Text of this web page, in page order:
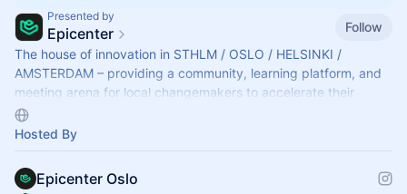
Presented by
Epicenter
Follow
The house of innovation in STHLM / OSLO / HELSINKI /
AMSTERDAM – providing a community, learning platform, and
meeting arena for local changemakers to accelerate their
growth and innovate with impact.
Hosted By
Epicenter Oslo